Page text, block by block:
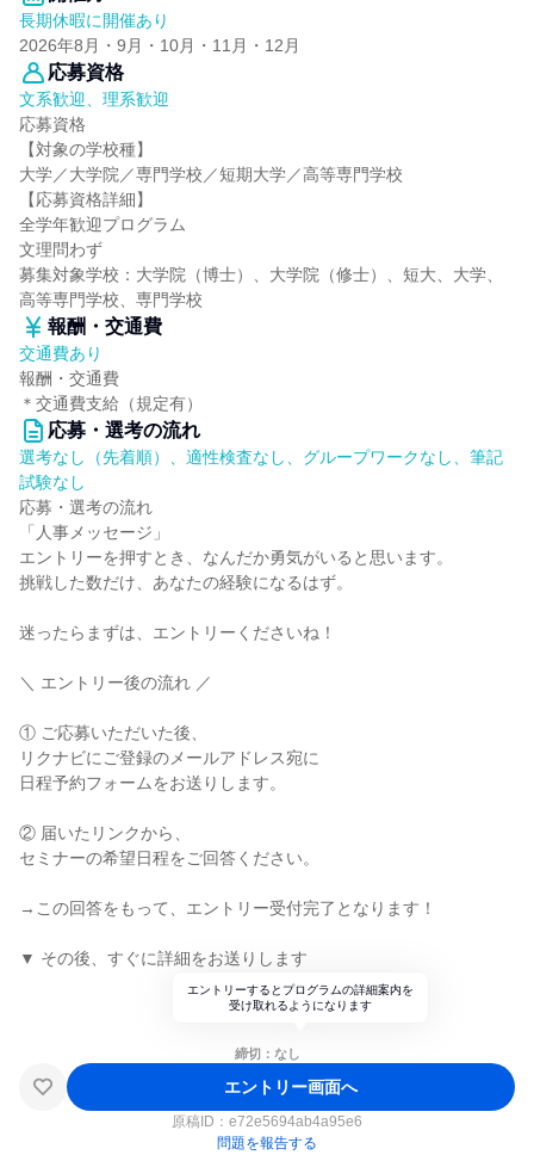
長期休暇に開催あり
2026年8月・9月・10月・11月・12月
応募資格
文系歓迎、理系歓迎
応募資格
【対象の学校種】
大学／大学院／専門学校／短期大学／高等専門学校
【応募資格詳細】
全学年歓迎プログラム
文理問わず
募集対象学校：大学院（博士）、大学院（修士）、短大、大学、
高等専門学校、専門学校
報酬・交通費
交通費あり
報酬・交通費
＊交通費支給（規定有）
応募・選考の流れ
選考なし（先着順）、適性検査なし、グループワークなし、筆記
試験なし
応募・選考の流れ
「人事メッセージ」
エントリーを押すとき、なんだか勇気がいると思います。
挑戦した数だけ、あなたの経験になるはず。
迷ったらまずは、エントリーくださいね！
＼ エントリー後の流れ ／
① ご応募いただいた後、
リクナビにご登録のメールアドレス宛に
日程予約フォームをお送りします。
② 届いたリンクから、
セミナーの希望日程をご回答ください。
→この回答をもって、エントリー受付完了となります！
▼ その後、すぐに詳細をお送りします
エントリーするとプログラムの詳細案内を
受け取れるようになります
締切：なし
エントリー画面へ
原稿ID： e72e5694ab4a95e6
問題を報告する